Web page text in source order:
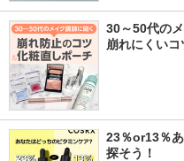
30～50代の
崩れにくいコ
23％or13％
探そう！